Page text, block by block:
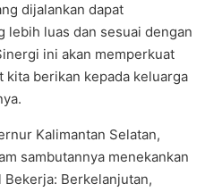
dijalankan dapat
lebih luas dan sesuai dengan
ini akan memperkuat
kita berikan kepada keluarga
Kalimantan Selatan,
sambutannya menekankan
Bekerja: Berkelanjutan,